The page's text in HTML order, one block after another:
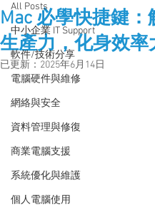
All Posts
中小企業 IT Support
軟件/技術分享
電腦硬件與維修
網絡與安全
資料管理與修復
商業電腦支援
系統優化與維護
個人電腦使用
Mac 必學快捷鍵：
生產力，化身效率
已更新： 2025年6月14日